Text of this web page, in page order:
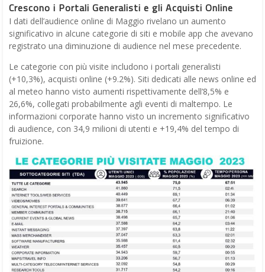
Crescono i Portali Generalisti e gli Acquisti Online
I dati dell’audience online di Maggio rivelano un aumento
significativo in alcune categorie di siti e mobile app che avevano
registrato una diminuzione di audience nel mese precedente.
Le categorie con più visite includono i portali generalisti
(+10,3%), acquisti online (+9.2%). Siti dedicati alle news online ed
al meteo hanno visto aumenti rispettivamente dell’8,5% e
26,6%, collegati probabilmente agli eventi di maltempo. Le
informazioni corporate hanno visto un incremento significativo
di audience, con 34,9 milioni di utenti e +19,4% del tempo di
fruizione.